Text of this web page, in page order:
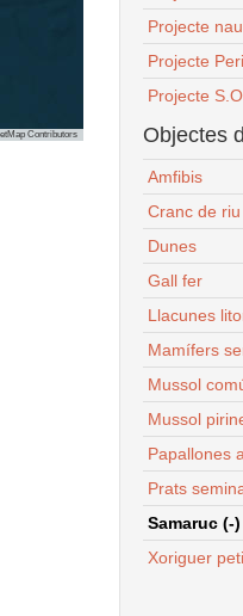
Contributors
Projecte
Projecte
Projecte
Objectes
Amfibis
Cranc de
Dunes
Gall fer
Llacunes
Mamífers
Mussol
Mussol
Papallones
Prats
Samaruc (-)
Xoriguer